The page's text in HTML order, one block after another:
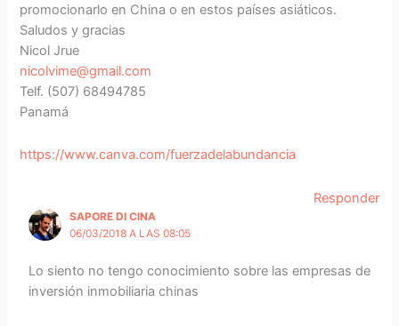
promocionarlo en China o en estos países asiáticos.
Saludos y gracias
Nicol Jrue
nicolvime@gmail.com
Telf. (507) 68494785
Panamá
https://www.canva.com/fuerzadelabundancia
Responder
SAPORE DI CINA
06/03/2018 A LAS 08:05
Lo siento no tengo conocimiento sobre las empresas de
inversión inmobiliaria chinas